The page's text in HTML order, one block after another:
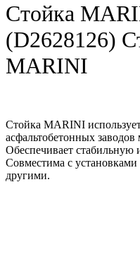
Стойка
(D2628126)
MARINI
Стойка MARINI
асфальтобетонных
Обеспечивает стабильную
Совместима с
другими.